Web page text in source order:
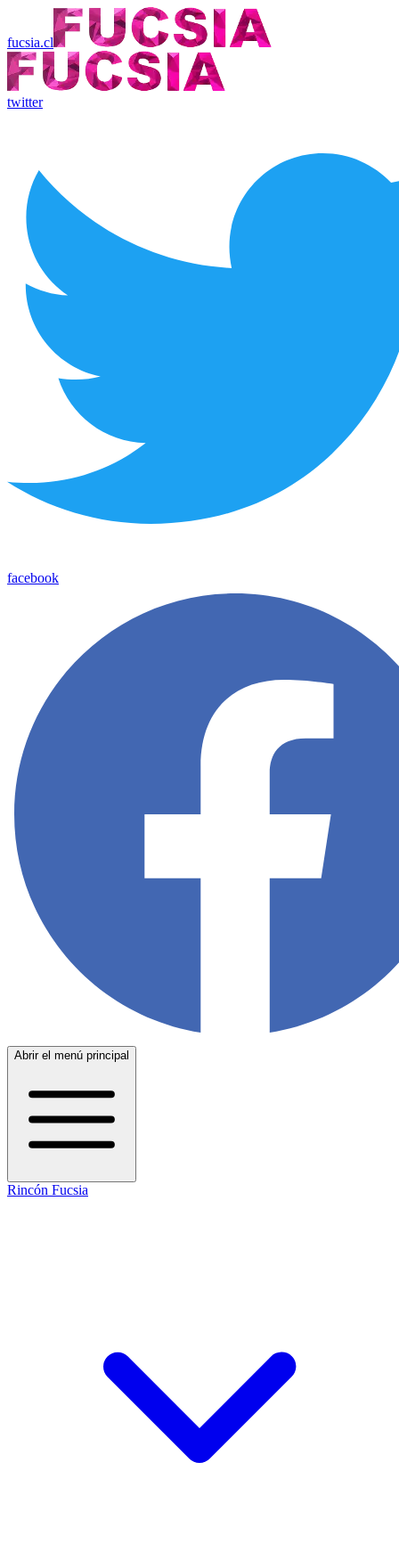
fucsia.cl
twitter
facebook
Abrir el menú principal
Rincón Fucsia